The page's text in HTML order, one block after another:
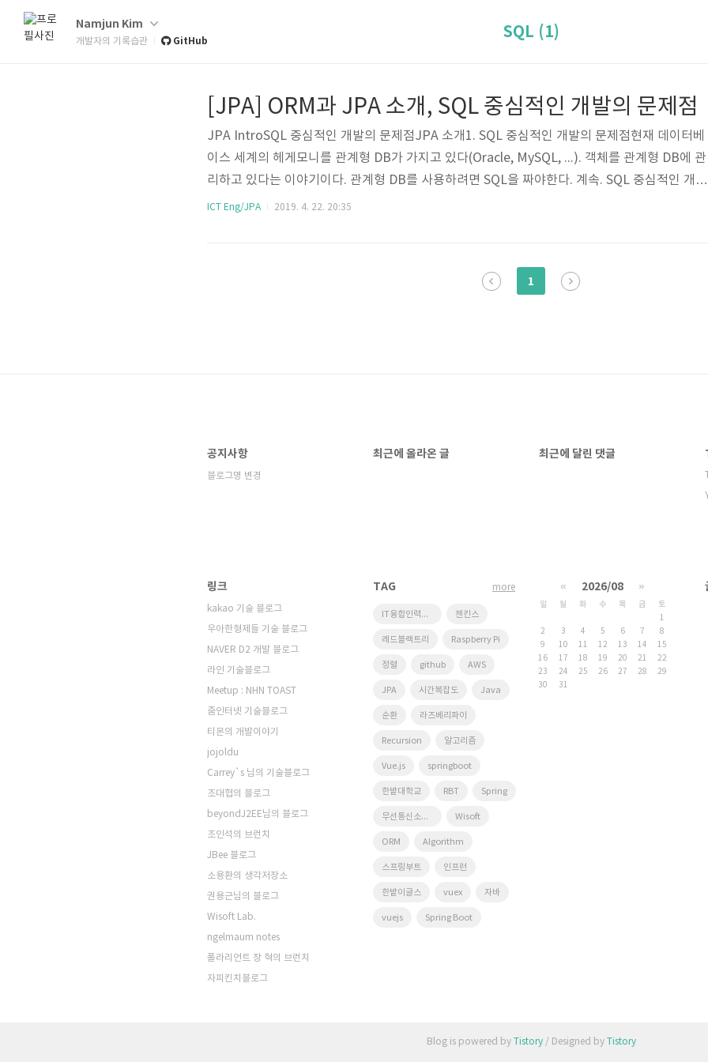
Namjun Kim
개발자의 기록습관 GitHub SQL (1)
[JPA] ORM과 JPA 소개, SQL 중심적인 개발의 문제점
JPA IntroSQL 중심적인 개발의 문제점JPA 소개1. SQL 중심적인 개발의 문제점현재 데이터베
이스 세계의 헤게모니를 관계형 DB가 가지고 있다(Oracle, MySQL, ...). 객체를 관계형 DB에 관
리하고 있다는 이야기이다. 관계형 DB를 사용하려면 SQL을 짜야한다. 계속. SQL 중심적인 개발
을 하게되면 아래와 같은 문제점이 있다.무한 반복, 지루한 코드객체 CRUD(insert, update, sele
ICT Eng/JPA 2019. 4. 22. 20:35
1
공지사항
블로그명 변경
최근에 올라온 글 최근에 달린 댓글
링크
kakao 기술 블로그
우아한형제들 기술 블로그
NAVER D2 개발 블로그
라인 기술블로그
Meetup : NHN TOAST
줌인터넷 기술블로그
티몬의 개발이야기
jojoldu
Carrey`s 님의 기술블로그
조대협의 블로그
beyondJ2EE님의 블로그
조인석의 브런치
JBee 블로그
소용환의 생각저장소
권용근님의 블로그
Wisoft Lab.
ngelmaum notes
폴라리언트 장 혁의 브런치
자피킨치블로그
TAG
IT융합인력양성사업단 젠킨스
레드블랙트리 Raspberry Pi
정렬 github AWS
JPA 시간복잡도 Java
순환 라즈베리파이
Recursion 알고리즘
Vue.js springboot
한밭대학교 RBT Spring
무선통신소프트웨어연구실 Wisoft
ORM Algorithm
스프링부트 인프런
한밭이글스 vuex 자바
vuejs Spring Boot
more « 2026/08 »
일 월 화 수 목 금
토
1
2
3 4 5 6 7
8
9
10 11 12 13 14
15
16
17 18 19 20 21
22
23
24 25 26 27 28
29
30
31
Blog is powered by Tistory/ Designed by Tistory